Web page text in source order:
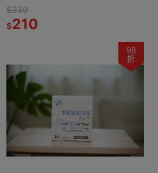
食系列 熟食凍乾點心🐾純肉高
蛋白💧補水挑嘴救星🐶
$230
$210
98
折